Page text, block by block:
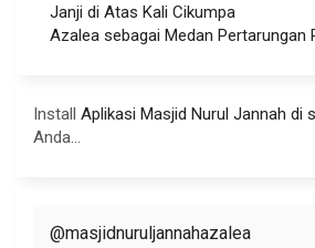
Janji di Atas Kali Cikumpa
Azalea sebagai Medan Pertarungan
Install Aplikasi Masjid Nurul Jannah di
Anda...
@masjidnuruljannahazalea